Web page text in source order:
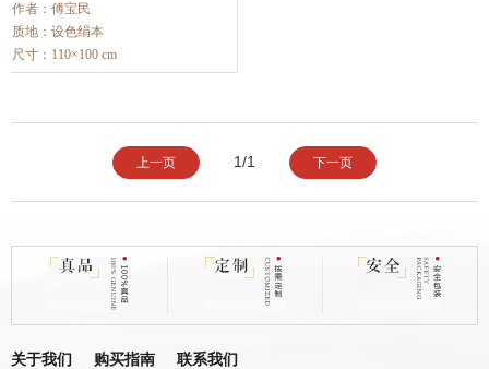
作者：傅宝民
质地：设色绢本
尺寸：110×100 cm
上一页 1/1 下一页
关于我们 购买指南 联系我们